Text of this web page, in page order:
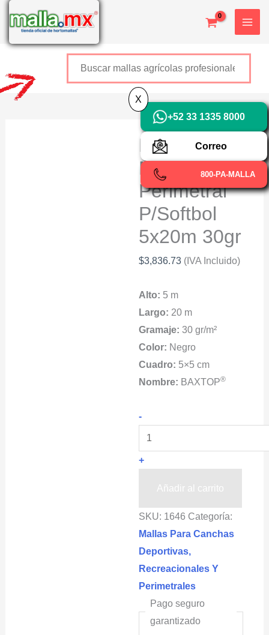
contenido
BAXTOP
Malla Red
Perimetral
P/Softbol
5x20m 30gr
$3,836.73 (IVA Incluido)
Alto: 5 m
Largo: 20 m
Gramaje: 30 gr/m²
Color: Negro
Cuadro: 5×5 cm
Nombre: BAXTOP®
-BAXTOP
Malla
Red
Perimetral
P/Softbol
30gr
cantidad
+
Añadir al carrito
SKU: 1646 Categoría:
Mallas Para Canchas
Deportivas,
Recreacionales Y
Perimetrales
Pago seguro
garantizado
X
+52 800 726 2552
+52 33 1335 8000
Correo
800-PA-MALLA
X